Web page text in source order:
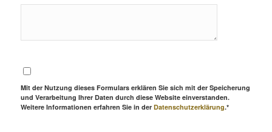
Mit der Nutzung dieses Formulars erklären Sie sich mit der Speicherung
und Verarbeitung Ihrer Daten durch diese Website einverstanden.
Weitere Informationen erfahren Sie in der Datenschutzerklärung.*